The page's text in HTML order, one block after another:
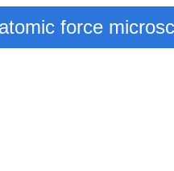
force